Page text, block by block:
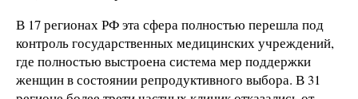
В 17 регионах РФ эта сфера полностью перешла под
контроль государственных медицинских учреждений,
где полностью выстроена система мер поддержки
женщин в состоянии репродуктивного выбора. В 31